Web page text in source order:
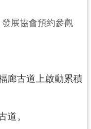
展協會預約參觀
廊古道上啟動累積
道。